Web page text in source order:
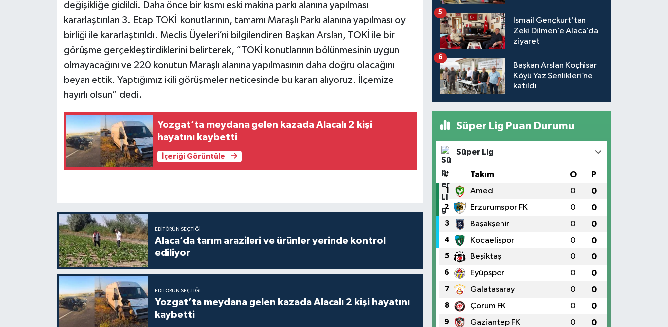
değişikliğe gidildi. Daha önce bir kısmı eski makina parkı alanına yapılması
kararlaştırılan 3. Etap TOKİ konutlarının, tamamı Maraşlı Parkı alanına yapılması oy
birliği ile kararlaştırıldı. Meclis Üyeleri’ni bilgilendiren Başkan Arslan, TOKİ ile bir
görüşme gerçekleştirdiklerini belirterek, “TOKİ konutlarının bölünmesinin uygun
olmayacağını ve 220 konutun Maraşlı alanına yapılmasının daha doğru olacağını
beyan ettik. Yaptığımız ikili görüşmeler neticesinde bu kararı alıyoruz. İlçemize
hayırlı olsun” dedi.
Yozgat’ta meydana gelen kazada Alacalı 2 kişi
hayatını kaybetti
İçeriği Görüntüle
EDITÖRÜN SEÇTIĞI
Alaca’da tarım arazileri ve ürünler yerinde kontrol
ediliyor
EDITÖRÜN SEÇTIĞI
Yozgat’ta meydana gelen kazada Alacalı 2 kişi hayatını
kaybetti
İsmail Gençkurt’tan
Zeki Dilmen’e Alaca’da
ziyaret
5
Başkan Arslan Koçhisar
Köyü Yaz Şenlikleri’ne
katıldı
6
Süper Lig Puan Durumu
Süper Lig
# Takım O P
1 Amed 0 0
2 Erzurumspor FK 0 0
3 Başakşehir 0 0
4 Kocaelispor 0 0
5 Beşiktaş 0 0
6 Eyüpspor 0 0
7 Galatasaray 0 0
8 Çorum FK 0 0
9 Gaziantep FK 0 0